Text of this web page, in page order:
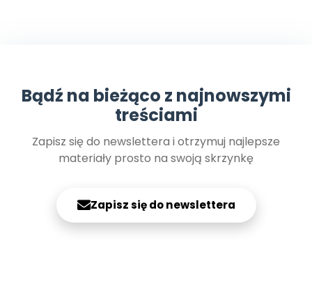
Bądź na bieżąco z najnowszymi
treściami
Zapisz się do newslettera i otrzymuj najlepsze
materiały prosto na swoją skrzynkę
Zapisz się do newslettera